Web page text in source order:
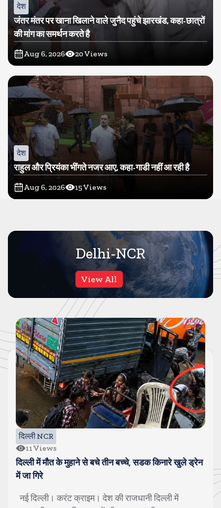
देश
जंतर मंतर पर खाना खिलाने वाले जुनैद पहुंचे झारखंड, कहा-छात्रों
की मांग का समर्थन करते है
Aug 6, 2026 20Views
देश
राहुल और प्रियंका भींगते नजर आए, कहा-गाडी नहीं आ रही है
Aug 6, 2026 15Views
Delhi-NCR
View All
दिल्ली NCR
32 Views
दिल्ली में भरभराकर गिरा मकान, कई गाडियां दबीं, बाल-बाल बची
बुजुर्ग की जान
नई दिल्ली। करंट क्राइम।राजधानी दिल्ली में लगातार हो रही